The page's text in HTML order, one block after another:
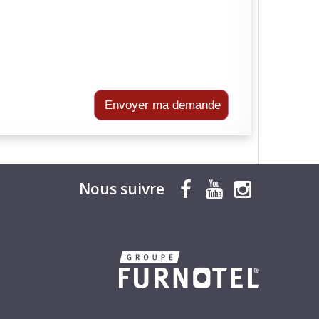
Envoyer ma demande
Nous suivre